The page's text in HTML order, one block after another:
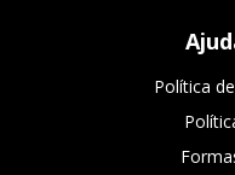
Política